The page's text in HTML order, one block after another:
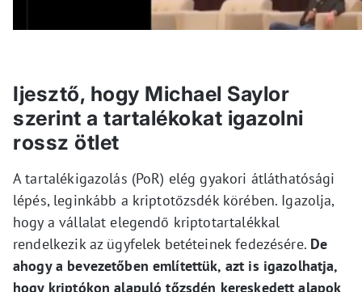
Ijesztő, hogy Michael Saylor
szerint a tartalékokat igazolni
rossz ötlet
A tartalékigazolás (PoR) elég gyakori átláthatósági
lépés, leginkább a kriptotőzsdék körében. Igazolja,
hogy a vállalat elegendő kriptotartalékkal
rendelkezik az ügyfelek betéteinek fedezésére. De
ahogy a bevezetőben említettük, azt is igazolhatja,
hogy kriptókon alapuló tőzsdén kereskedett alapok